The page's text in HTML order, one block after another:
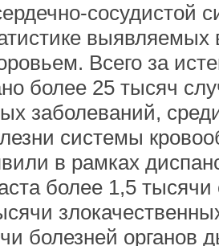
сосудистой
выявляемых
Всего за
более 25 тысяч
заболеваний,
системы
в рамках
более 1,5 тысячи
болезней органов